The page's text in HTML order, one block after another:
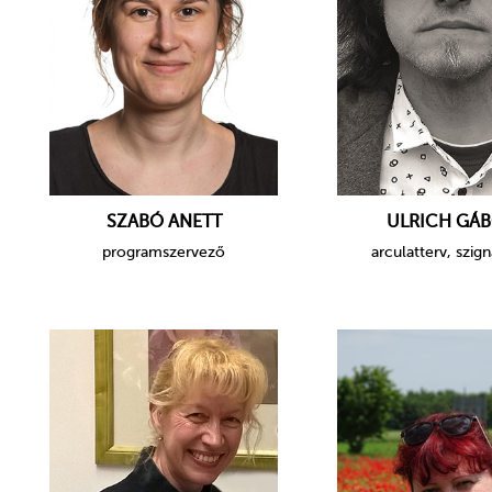
SZABÓ ANETT
programszervező
ULRICH
arculatterv,